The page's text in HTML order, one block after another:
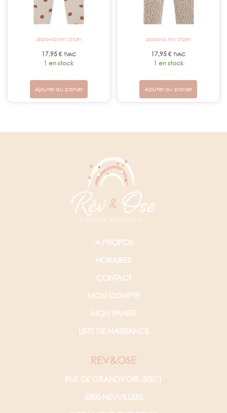
LEGGING TINY STORY
17,95€ TVAC
1 en stock
Ajouter au panier
LEGGING TINY STORY
17,95€ TVAC
1 en stock
Ajouter au panier
A PROPOS
HORAIRES
CONTACT
MON COMPTE
MON PANIER
LISTE DE NAISSANCE
REV&OSE
RUE DE GRANDVOIR, 35E/1
6800 NEUVILLERS